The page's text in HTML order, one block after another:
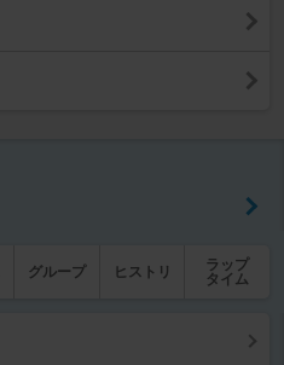
グループ ヒストリ
ラップ
タイム